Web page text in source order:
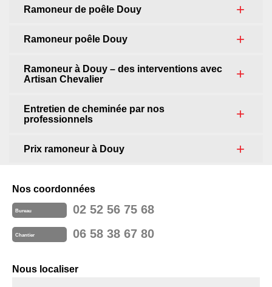
Ramoneur de poêle Douy
Ramoneur poêle Douy
Ramoneur à Douy – des interventions avec
Artisan Chevalier
Entretien de cheminée par nos
professionnels
Prix ramoneur à Douy
Nos coordonnées
Bureau 02 52 56 75 68
Chantier 06 58 38 67 80
Nous localiser